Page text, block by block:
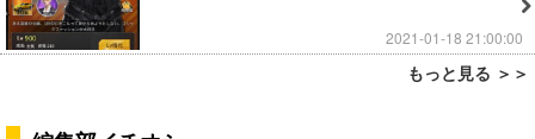
2021-01-18 21:00:00
もっと見る ＞＞